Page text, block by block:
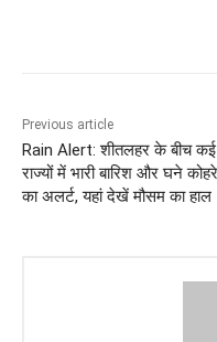
Previous article
Rain Alert: शीतलहर के बीच कई
राज्यों में भारी बारिश और घने कोहरे
का अलर्ट, यहां देखें मौसम का हाल